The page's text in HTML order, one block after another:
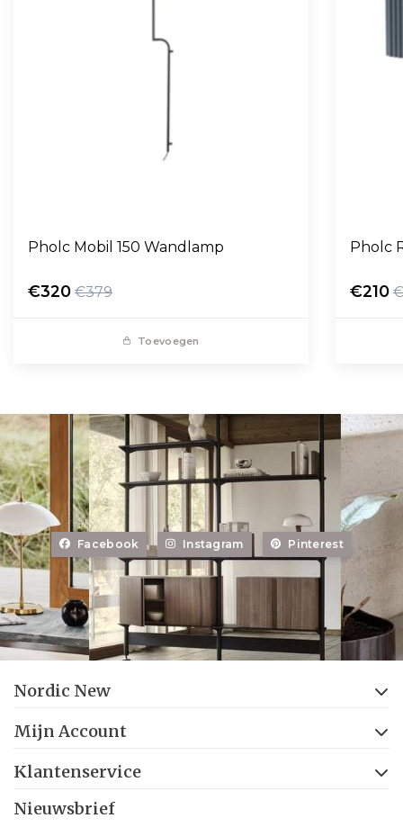
Pholc Mobil 150 Wandlamp
€320 €379
Toevoegen
Pholc
€210
Facebook Instagram Pinterest
Nordic New
Mijn Account
Klantenservice
Nieuwsbrief